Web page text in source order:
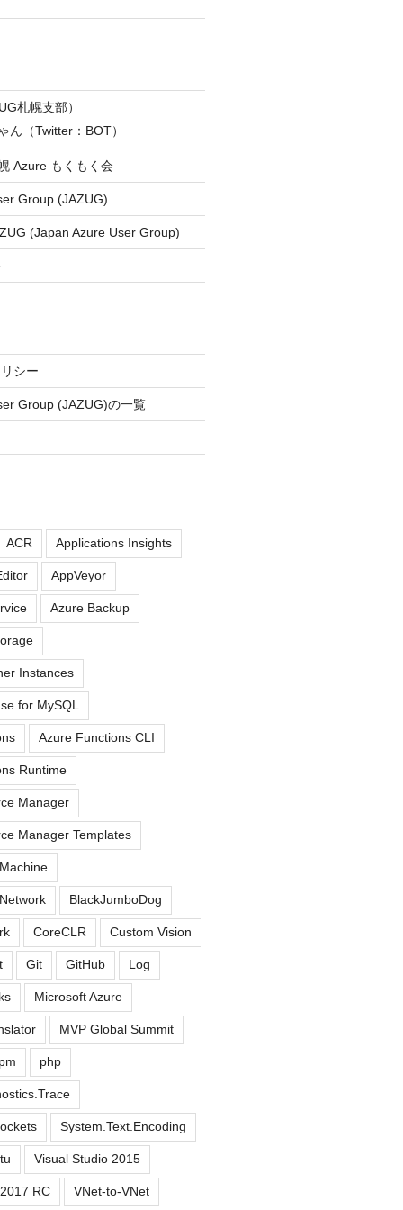
札幌支部）
ん（Twitter：BOT）
Azure もくもく会
Group (JAZUG)
(Japan Azure User Group)
シー
Group (JAZUG)の一覧
ACR Applications Insights
AppVeyor
Azure Backup
Instances
for MySQL
Azure Functions CLI
Runtime
Manager
Manager Templates
BlackJumboDog
CoreCLR Custom Vision
Git GitHub Log
Microsoft Azure
MVP Global Summit
php
System.Text.Encoding
Visual Studio 2015
RC VNet-to-VNet